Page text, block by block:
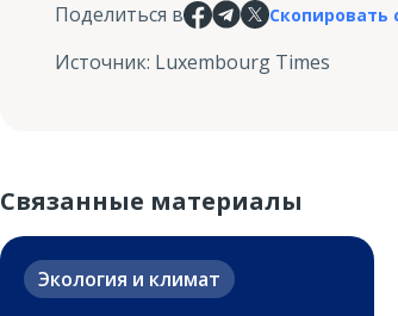
Поделиться в Скопировать
Источник: Luxembourg Times
Связанные материалы
Экология и климат